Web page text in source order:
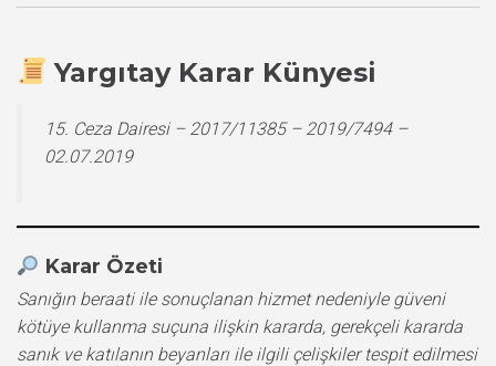
Yargıtay Karar Künyesi
15. Ceza Dairesi – 2017/11385 – 2019/7494 –
02.07.2019
Karar Özeti
Sanığın beraati ile sonuçlanan hizmet nedeniyle güveni
kötüye kullanma suçuna ilişkin kararda, gerekçeli kararda
sanık ve katılanın beyanları ile ilgili çelişkiler tespit edilmesi